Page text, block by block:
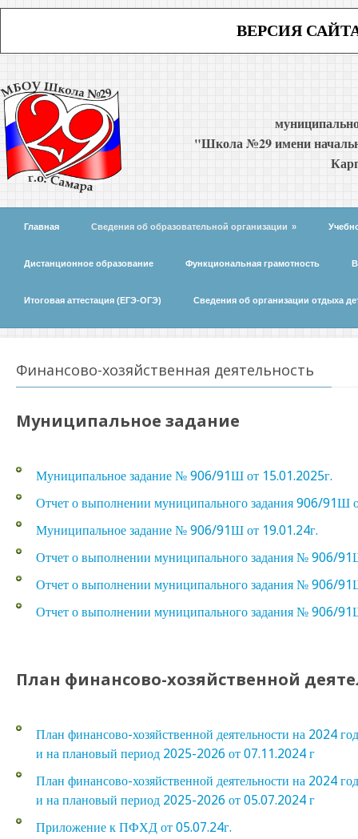
ВЕРСИЯ
"Школа №29 имени
Главная Сведения об образовательной организации »
Дистанционное образование Функциональная грамотность
Итоговая аттестация (ЕГЭ-ОГЭ) Сведения об организации отдыха
Финансово-хозяйственная деятельность
Муниципальное задание
Муниципальное задание № 906/91Ш от 15.01.2025г.
Отчет о выполнении муниципального задания 906/91Ш
Муниципальное задание № 906/91Ш от 19.01.24г.
Отчет о выполнении муниципального задания № 906/
Отчет о выполнении муниципального задания № 906/
Отчет о выполнении муниципального задания № 906/
План финансово-хозяйственной
План финансово-хозяйственной деятельности на 2024 год
и на плановый период 2025-2026 от 07.11.2024 г
План финансово-хозяйственной деятельности на 2024 год
и на плановый период 2025-2026 от 05.07.2024 г
Приложение к ПФХД от 05.07.24г.